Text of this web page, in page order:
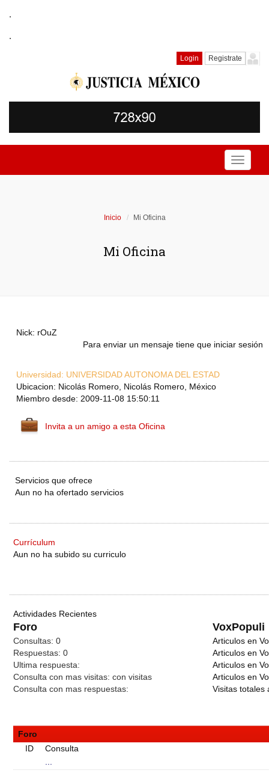
.
.
Login Registrate
Toggle
Inicio Mi Oficina
Mi Oficina
Nick: rOuZ
Para enviar un mensaje tiene que iniciar sesión
Universidad: UNIVERSIDAD AUTONOMA DEL ESTAD
Ubicacion: Nicolás Romero, Nicolás Romero, México
Miembro desde: 2009-11-08 15:50:11
Invita a un amigo a esta Oficina
Servicios que ofrece
Aun no ha ofertado servicios
Currículum
Aun no ha subido su curriculo
Actividades Recientes
Foro VoxPopuli
Consultas: 0
Respuestas: 0
Ultima respuesta:
Consulta con mas visitas: con visitas
Consulta con mas respuestas:
Articulos en
Articulos en
Articulos en
Articulos en
Visitas totales
Foro
ID
Consulta